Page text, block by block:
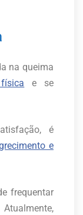
na queima
e se
é
e
frequentar